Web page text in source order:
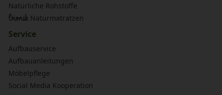
Natürliche Rohstoffe
bionik Naturmatratzen
Service
Aufbauservice
Aufbauanleitungen
Möbelpflege
Social Media Kooperation